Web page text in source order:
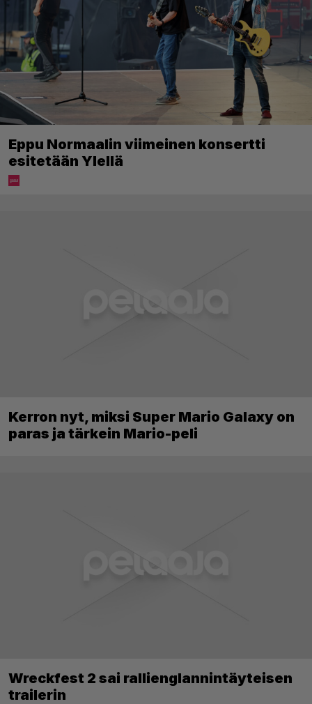
Eppu Normaalin viimeinen konsertti
esitetään Ylellä
Kerron nyt, miksi Super Mario Galaxy on
paras ja tärkein Mario-peli
Wreckfest 2 sai rallienglannintäyteisen
trailerin